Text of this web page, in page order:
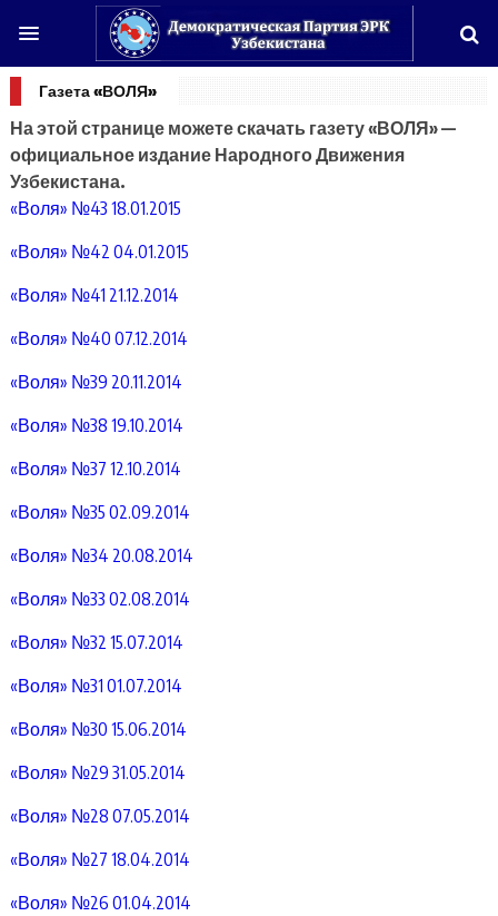
Газета «ВОЛЯ»
На этой странице можете скачать газету «ВОЛЯ» —
официальное издание Народного Движения
Узбекистана.
«Воля» №43 18.01.2015
«Воля» №42 04.01.2015
«Воля» №41 21.12.2014
«Воля» №40 07.12.2014
«Воля» №39 20.11.2014
«Воля» №38 19.10.2014
«Воля» №37 12.10.2014
«Воля» №35 02.09.2014
«Воля» №34 20.08.2014
«Воля» №33 02.08.2014
«Воля» №32 15.07.2014
«Воля» №31 01.07.2014
«Воля» №30 15.06.2014
«Воля» №29 31.05.2014
«Воля» №28 07.05.2014
«Воля» №27 18.04.2014
«Воля» №26 01.04.2014